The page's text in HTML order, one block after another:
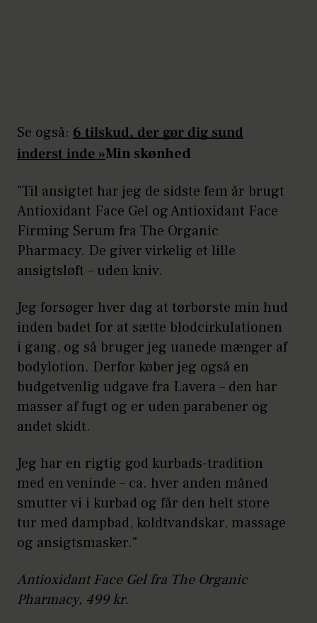
Se også: 6 tilskud, der gør dig sund
inderst inde »Min skønhed
"Til ansigtet har jeg de sidste fem år brugt
Antioxidant Face Gel og Antioxidant Face
Firming Serum fra The Organic
Pharmacy. De giver virkelig et lille
ansigtsløft – uden kniv.
Jeg forsøger hver dag at tørbørste min hud
inden badet for at sætte blodcirkulationen
i gang, og så bruger jeg uanede mænger af
bodylotion. Derfor køber jeg også en
budgetvenlig udgave fra Lavera – den har
masser af fugt og er uden parabener og
andet skidt.
Jeg har en rigtig god kurbads-tradition
med en veninde – ca. hver anden måned
smutter vi i kurbad og får den helt store
tur med dampbad, koldtvandskar, massage
og ansigtsmasker."
Antioxidant Face Gel fra The Organic
Pharmacy, 499 kr.